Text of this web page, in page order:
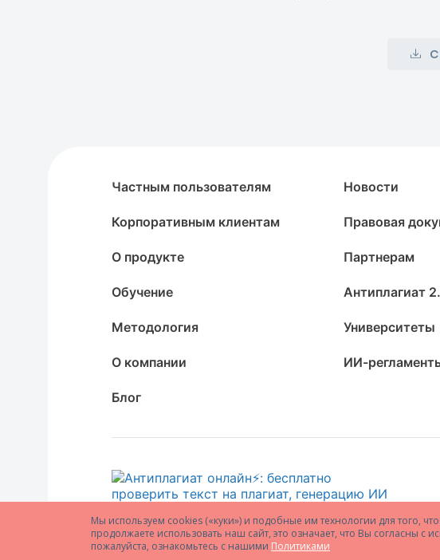
Мы используем cookies («куки») и подобные им технологии для того,
продолжаете использовать наш сайт, это означает, что Вы согласны
пожалуйста, ознакомьтесь с нашими Политиками
Частным пользователям
Корпоративным клиентам
О продукте
Обучение
Методология
О компании
Блог
Новости
Правовая
Партнерам
Антиплагиат
Университеты
ИИ-